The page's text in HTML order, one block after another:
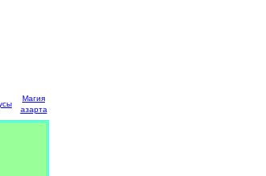
Магия
азарта